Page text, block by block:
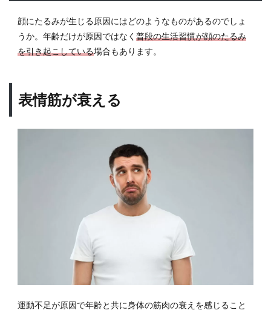
心が
けた
い顔
3.1
化作
す食
心が
顔にたるみが生じる原因にはどのようなものがあるのでしょ
うか。年齢だけが原因ではなく 普段の生活習慣が顔のたるみ
を引き起こしている場合もあります。
表情筋が衰える
運動不足が原因で年齢と共に身体の筋肉の衰えを感じること